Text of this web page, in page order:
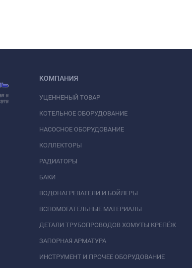
КОМПАНИЯ
УЦЕННЕНЫЙ ТОВАР
КОТЕЛЬНОЕ ОБОРУДОВАНИЕ
НАСОСНОЕ ОБОРУДОВАНИЕ
КОЛЛЕКТОРЫ
РАДИАТОРЫ
БАКИ
ВОДОНАГРЕВАТЕЛИ И БОЙЛЕРЫ
ВСПОМОГАТЕЛЬНЫЕ МАТЕРИАЛЫ
ДЕТАЛИ ТРУБОПРОВОДОВ ХОМУТЫ КРЕПЁЖ
ЗАПОРНАЯ АРМАТУРА
ИНСТРУМЕНТ И ПРОЧЕЕ ОБОРУДОВАНИЕ